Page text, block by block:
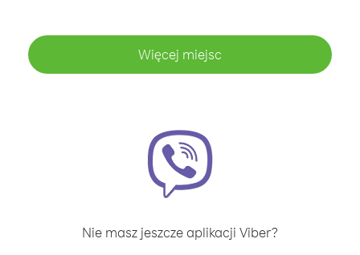
Więcej miejsc
Nie masz jeszcze aplikacji Viber?